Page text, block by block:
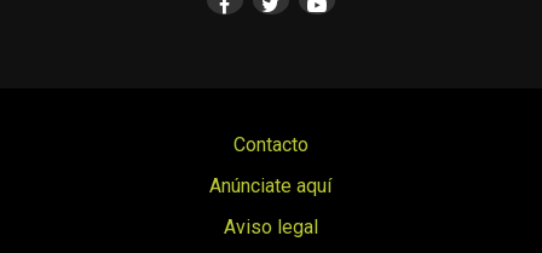
Contacto
Anúnciate aquí
Aviso legal